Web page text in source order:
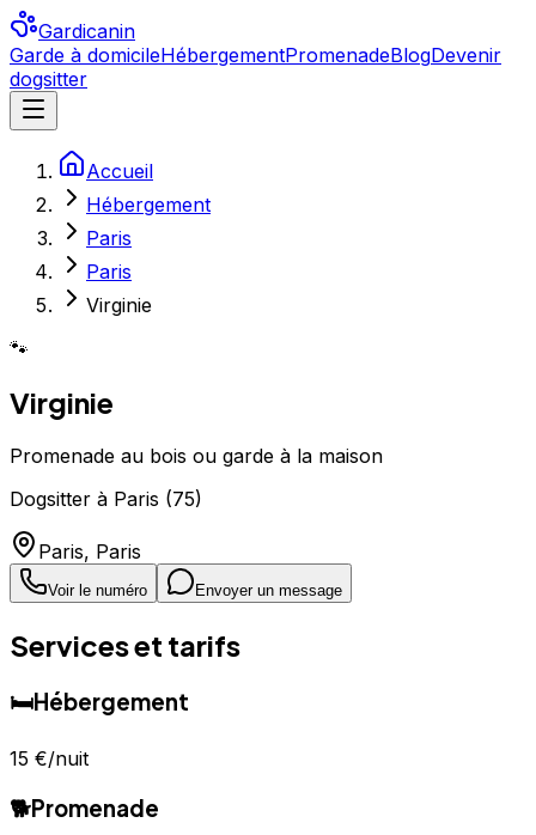
Gardicanin
Garde à domicileHébergementPromenadeBlogDevenir
dogsitter
Accueil
Hébergement
Paris
Paris
Virginie
🐾
Virginie
Promenade au bois ou garde à la maison
Dogsitter à Paris (75)
Paris, Paris
Voir le numéro Envoyer un message
Services et tarifs
🛏️Hébergement
15 €/nuit
🐕Promenade